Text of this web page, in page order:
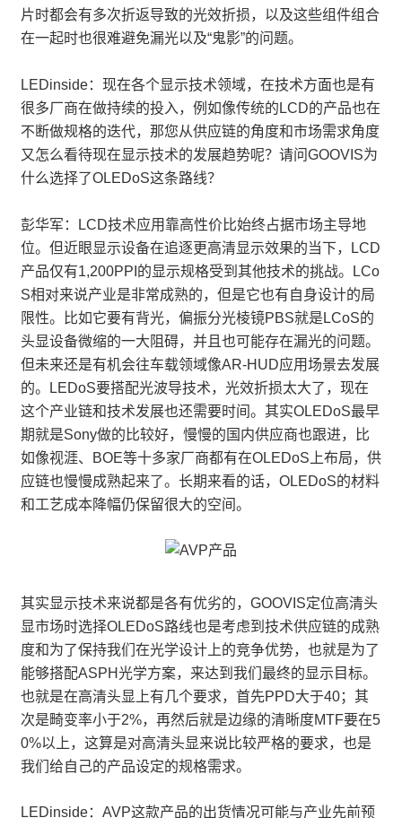
片时都会有多次折返导致的光效折损，以及这些组件组合
在一起时也很难避免漏光以及“鬼影”的问题。
LEDinside：现在各个显示技术领域，在技术方面也是有
很多厂商在做持续的投入，例如像传统的LCD的产品也在
不断做规格的迭代，那您从供应链的角度和市场需求角度
又怎么看待现在显示技术的发展趋势呢？请问GOOVIS为
什么选择了OLEDoS这条路线？
彭华军：LCD技术应用靠高性价比始终占据市场主导地
位。但近眼显示设备在追逐更高清显示效果的当下，LCD
产品仅有1,200PPI的显示规格受到其他技术的挑战。LCo
S相对来说产业是非常成熟的，但是它也有自身设计的局
限性。比如它要有背光，偏振分光棱镜PBS就是LCoS的
头显设备微缩的一大阻碍，并且也可能存在漏光的问题。
但未来还是有机会往车载领域像AR-HUD应用场景去发展
的。LEDoS要搭配光波导技术，光效折损太大了，现在
这个产业链和技术发展也还需要时间。其实OLEDoS最早
期就是Sony做的比较好，慢慢的国内供应商也跟进，比
如像视涯、BOE等十多家厂商都有在OLEDoS上布局，供
应链也慢慢成熟起来了。长期来看的话，OLEDoS的材料
和工艺成本降幅仍保留很大的空间。
其实显示技术来说都是各有优劣的，GOOVIS定位高清头
显市场时选择OLEDoS路线也是考虑到技术供应链的成熟
度和为了保持我们在光学设计上的竞争优势，也就是为了
能够搭配ASPH光学方案，来达到我们最终的显示目标。
也就是在高清头显上有几个要求，首先PPD大于40；其
次是畸变率小于2%，再然后就是边缘的清晰度MTF要在5
0%以上，这算是对高清头显来说比较严格的要求，也是
我们给自己的产品设定的规格需求。
LEDinside：AVP这款产品的出货情况可能与产业先前预